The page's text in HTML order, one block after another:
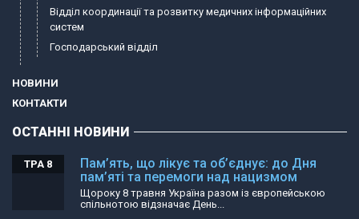
Відділ координації та розвитку медичних інформаційних
систем
Господарський відділ
НОВИНИ
КОНТАКТИ
ОСТАННІ НОВИНИ
Пам’ять, що лікує та об’єднує: до Дня
пам’яті та перемоги над нацизмом
ТРА 8
Щороку 8 травня Україна разом із європейською
спільнотою відзначає День...